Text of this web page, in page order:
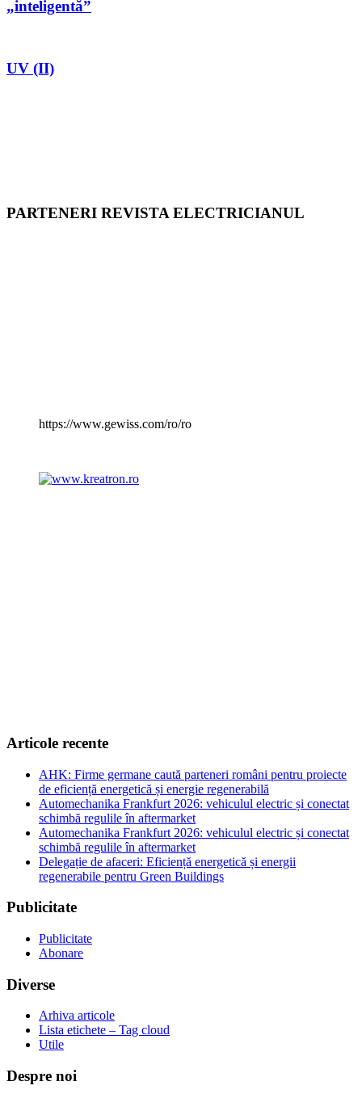
„inteligentă”
UV (II)
PARTENERI REVISTA ELECTRICIANUL
https://www.gewiss.com/ro/ro
Articole recente
AHK: Firme germane caută parteneri români pentru proiecte
de eficiență energetică și energie regenerabilă
Automechanika Frankfurt 2026: vehiculul electric și conectat
schimbă regulile în aftermarket
Automechanika Frankfurt 2026: vehiculul electric și conectat
schimbă regulile în aftermarket
Delegație de afaceri: Eficiență energetică și energii
regenerabile pentru Green Buildings
Publicitate
Publicitate
Abonare
Diverse
Arhiva articole
Lista etichete – Tag cloud
Utile
Despre noi